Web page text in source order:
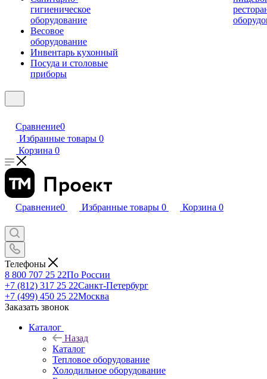
гигиеническое
оборудование
Весовое
оборудование
Инвентарь кухонный
Посуда и столовые
приборы
Сравнение0
Избранные товары 0
Корзина 0
Сравнение0 Избранные товары 0 Корзина 0
Телефоны
8 800 707 25 22По России
+7 (812) 317 25 22Санкт-Петербург
+7 (499) 450 25 22Москва
Заказать звонок
Каталог
Назад
Каталог
Тепловое оборудование
Холодильное оборудование